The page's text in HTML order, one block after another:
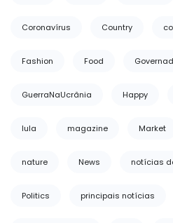
Coronavírus Country
Fashion Food
GuerraNaUcrânia Happy
lula magazine Market
nature News notícias
Politics principais notícias